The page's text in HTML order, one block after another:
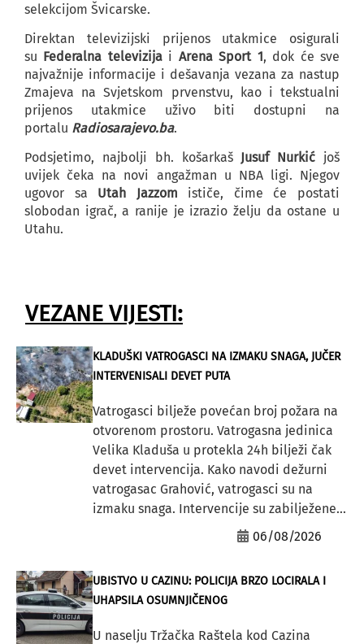
selekcijom Švicarske.
Direktan televizijski prijenos utakmice osigurali
su Federalna televizijai Arena Sport 1, dok će sve
najvažnije informacije i dešavanja vezana za nastup
Zmajeva na Svjetskom prvenstvu, kao i tekstualni
prijenos utakmice uživo biti dostupni na
portalu Radiosarajevo.ba.
Podsjetimo, najbolji bh. košarkašJusuf Nurkić još
uvijek čeka na novi angažman u NBA ligi. Njegov
ugovor sa Utah Jazzom ističe, čime će postati
slobodan igrač, a ranije je izrazio želju da ostane u
Utahu.
VEZANE VIJESTI:
KLADUŠKI VATROGASCI NA IZMAKU SNAGA, JUČER
INTERVENISALI DEVET PUTA
Vatrogasci bilježe povećan broj požara na
otvorenom prostoru. Vatrogasna jedinica
Velika Kladuša u protekla 24h bilježi čak
devet intervencija. Kako navodi dežurni
vatrogasac Grahović, vatrogasci su na
izmaku snaga. Intervencije su zabilježene...
06/08/2026
UBISTVO U CAZINU: POLICIJA BRZO LOCIRALA I
UHAPSILA OSUMNJIČENOG
U naselju Tržačka Raštela kod Cazina